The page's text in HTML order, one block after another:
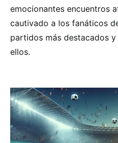
emocionantes encuentros
cautivado a los fanáticos
partidos más destacados
ellos.